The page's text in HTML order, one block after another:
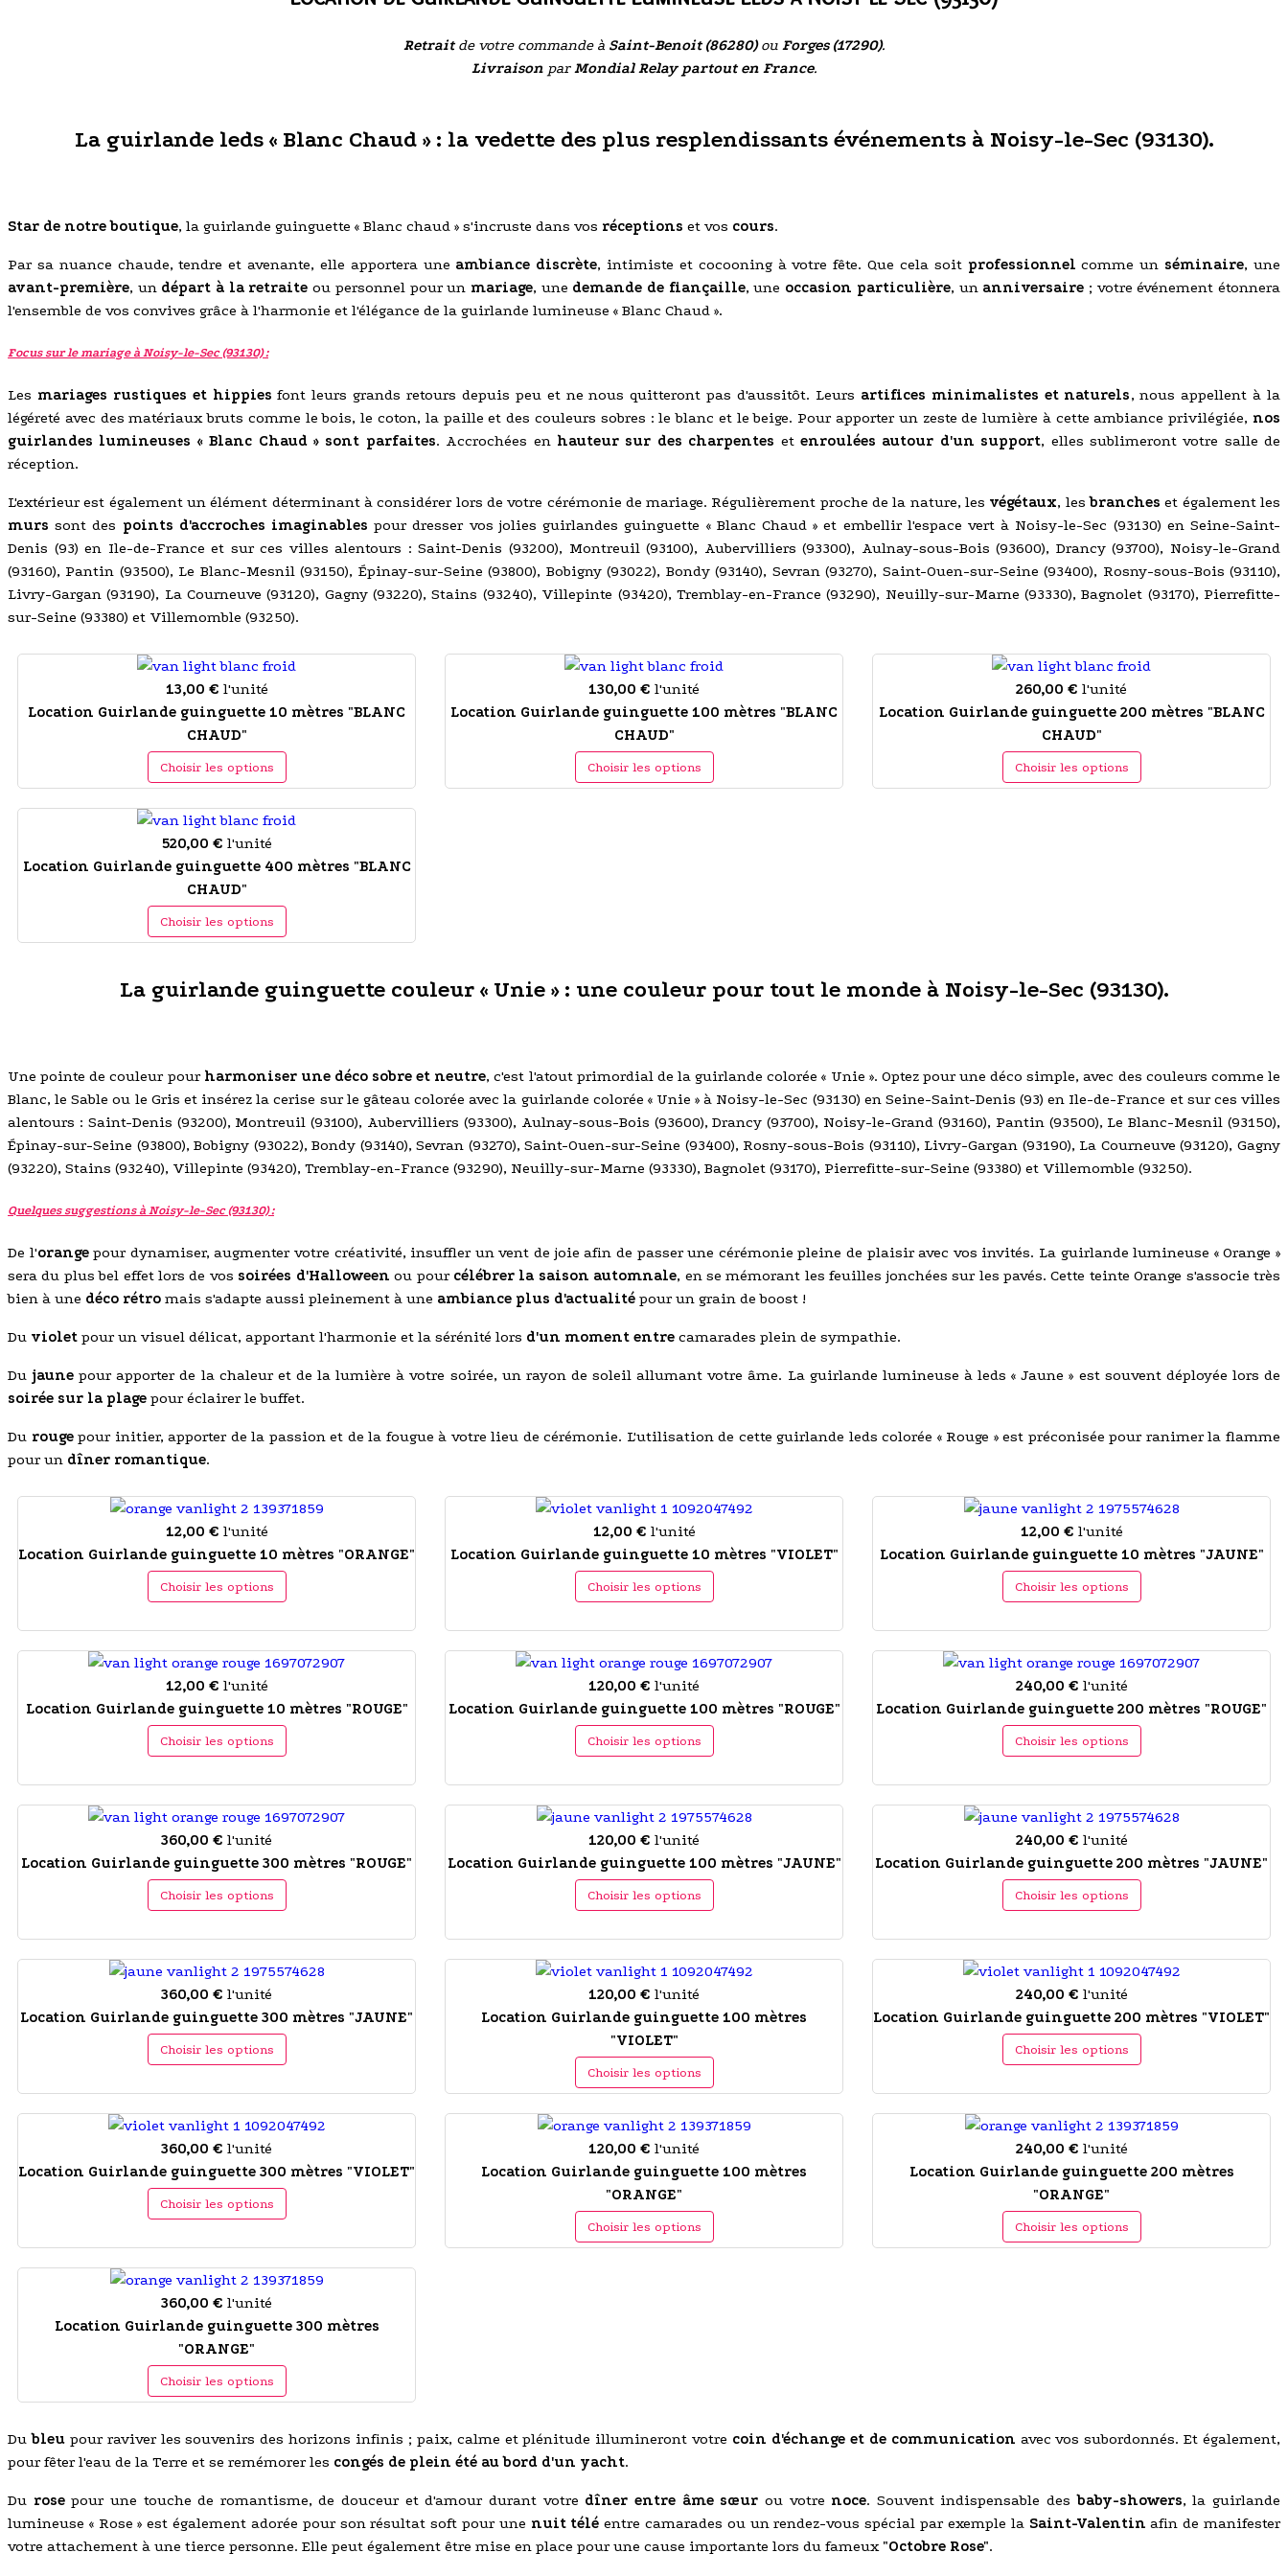
Retraitde votre commande à Saint-Benoit (86280)ou Forges (17290).
LivraisonparMondial Relay partout en France.
La guirlande leds « Blanc Chaud » : la vedette des plus resplendissants événements à Noisy-le-Sec (93130).
Star de notre boutique, la guirlande guinguette « Blanc chaud » s'incruste dans vos réceptions et vos cours.
Par sa nuance chaude, tendre et avenante, elle apportera une ambiance discrète, intimiste et cocooning à votre fête. Que cela soit professionnel comme un séminaire, une
avant-première, un départ à la retraite ou personnel pour un mariage, une demande de fiançaille, une occasion particulière, un anniversaire ; votre événement étonnera
l'ensemble de vos convives grâce à l'harmonie et l'élégance de la guirlande lumineuse « Blanc Chaud ».
Focus sur le mariage à Noisy-le-Sec (93130) :
Les mariages rustiques et hippies font leurs grands retours depuis peu et ne nous quitteront pas d'aussitôt. Leurs artifices minimalistes et naturels, nous appellent à la
légéreté avec des matériaux bruts comme le bois, le coton, la paille et des couleurs sobres : le blanc et le beige. Pour apporter un zeste de lumière à cette ambiance privilégiée, nos
guirlandes lumineuses « Blanc Chaud » sont parfaites. Accrochées en hauteur sur des charpentes et enroulées autour d'un support, elles sublimeront votre salle de
réception.
L'extérieur est également un élément déterminant à considérer lors de votre cérémonie de mariage. Régulièrement proche de la nature, les végétaux, lesbranches et également les
murs sont des points d'accroches imaginables pour dresser vos jolies guirlandes guinguette « Blanc Chaud » et embellir l'espace vert à Noisy-le-Sec (93130) en Seine-Saint-
Denis (93) en Ile-de-France et sur ces villes alentours : Saint-Denis (93200), Montreuil (93100), Aubervilliers (93300), Aulnay-sous-Bois (93600), Drancy (93700), Noisy-le-Grand
(93160), Pantin (93500), Le Blanc-Mesnil (93150), Épinay-sur-Seine (93800), Bobigny (93022), Bondy (93140), Sevran (93270), Saint-Ouen-sur-Seine (93400), Rosny-sous-Bois (93110),
Livry-Gargan (93190), La Courneuve (93120), Gagny (93220), Stains (93240), Villepinte (93420), Tremblay-en-France (93290), Neuilly-sur-Marne (93330), Bagnolet (93170), Pierrefitte-
sur-Seine (93380) et Villemomble (93250).
13,00 € l'unité
Location Guirlande guinguette 10 mètres "BLANC
CHAUD"
Choisir les options
130,00 € l'unité
Location Guirlande guinguette 100 mètres "BLANC
CHAUD"
Choisir les options
260,00 € l'unité
Location Guirlande guinguette 200 mètres "BLANC
CHAUD"
Choisir les options
520,00 € l'unité
Location Guirlande guinguette 400 mètres "BLANC
CHAUD"
Choisir les options
La guirlande guinguette couleur « Unie » : une couleur pour tout le monde à Noisy-le-Sec (93130).
Une pointe de couleur pour harmoniser une déco sobre et neutre, c'est l'atout primordial de la guirlande colorée « Unie ». Optez pour une déco simple, avec des couleurs comme le
Blanc, le Sable ou le Gris et insérez la cerise sur le gâteau colorée avec la guirlande colorée « Unie » à Noisy-le-Sec (93130) en Seine-Saint-Denis (93) en Ile-de-France et sur ces villes
alentours : Saint-Denis (93200), Montreuil (93100), Aubervilliers (93300), Aulnay-sous-Bois (93600), Drancy (93700), Noisy-le-Grand (93160), Pantin (93500), Le Blanc-Mesnil (93150),
Épinay-sur-Seine (93800), Bobigny (93022), Bondy (93140), Sevran (93270), Saint-Ouen-sur-Seine (93400), Rosny-sous-Bois (93110), Livry-Gargan (93190), La Courneuve (93120), Gagny
(93220), Stains (93240), Villepinte (93420), Tremblay-en-France (93290), Neuilly-sur-Marne (93330), Bagnolet (93170), Pierrefitte-sur-Seine (93380) et Villemomble (93250).
Quelques suggestions à Noisy-le-Sec (93130) :
De l'orangepour dynamiser, augmenter votre créativité, insuffler un vent de joie afin de passer une cérémonie pleine de plaisir avec vos invités. La guirlande lumineuse « Orange »
sera du plus bel effet lors de vos soirées d'Halloween ou pour célébrer la saison automnale, en se mémorant les feuilles jonchées sur les pavés. Cette teinte Orange s'associe très
bien à une déco rétro mais s'adapte aussi pleinement à une ambiance plus d'actualité pour un grain de boost !
Du violet pour un visuel délicat, apportant l'harmonie et la sérénité lors d'un moment entre camarades plein de sympathie.
Du jaune pour apporter de la chaleur et de la lumière à votre soirée, un rayon de soleil allumant votre âme. La guirlande lumineuse à leds « Jaune » est souvent déployée lors de
soirée sur la plage pour éclairer le buffet.
Du rougepour initier, apporter de la passion et de la fougue à votre lieu de cérémonie. L'utilisation de cette guirlande leds colorée « Rouge » est préconisée pour ranimer la flamme
pour un dîner romantique.
12,00 € l'unité
Location Guirlande guinguette 10 mètres "ORANGE"
Choisir les options
12,00 € l'unité
Location Guirlande guinguette 10 mètres "VIOLET"
Choisir les options
12,00 € l'unité
Location Guirlande guinguette 10 mètres "JAUNE"
Choisir les options
12,00 € l'unité
Location Guirlande guinguette 10 mètres "ROUGE"
Choisir les options
120,00 € l'unité
Location Guirlande guinguette 100 mètres "ROUGE"
Choisir les options
240,00 € l'unité
Location Guirlande guinguette 200 mètres "ROUGE"
Choisir les options
360,00 € l'unité
Location Guirlande guinguette 300 mètres "ROUGE"
Choisir les options
120,00 € l'unité
Location Guirlande guinguette 100 mètres "JAUNE"
Choisir les options
240,00 € l'unité
Location Guirlande guinguette 200 mètres "JAUNE"
Choisir les options
360,00 € l'unité
Location Guirlande guinguette 300 mètres "JAUNE"
Choisir les options
120,00 € l'unité
Location Guirlande guinguette 100 mètres
"VIOLET"
Choisir les options
240,00 € l'unité
Location Guirlande guinguette 200 mètres "VIOLET"
Choisir les options
360,00 € l'unité
Location Guirlande guinguette 300 mètres "VIOLET"
Choisir les options
120,00 € l'unité
Location Guirlande guinguette 100 mètres
"ORANGE"
Choisir les options
240,00 € l'unité
Location Guirlande guinguette 200 mètres
"ORANGE"
Choisir les options
360,00 € l'unité
Location Guirlande guinguette 300 mètres
"ORANGE"
Choisir les options
Dubleupour raviver les souvenirs des horizons infinis ; paix, calme et plénitude illumineront votre coin d'échange et de communication avec vos subordonnés. Et également,
pour fêter l'eau de la Terre et se remémorer les congés de plein été au bord d'un yacht.
Du rosepour une touche de romantisme, de douceur et d'amour durant votre dîner entre âme sœur ou votre noce. Souvent indispensable desbaby-showers, la guirlande
lumineuse « Rose » est également adorée pour son résultat soft pour une nuit télé entre camarades ou un rendez-vous spécial par exemple la Saint-Valentin afin de manifester
votre attachement à une tierce personne. Elle peut également être mise en place pour une cause importante lors du fameux"Octobre Rose".